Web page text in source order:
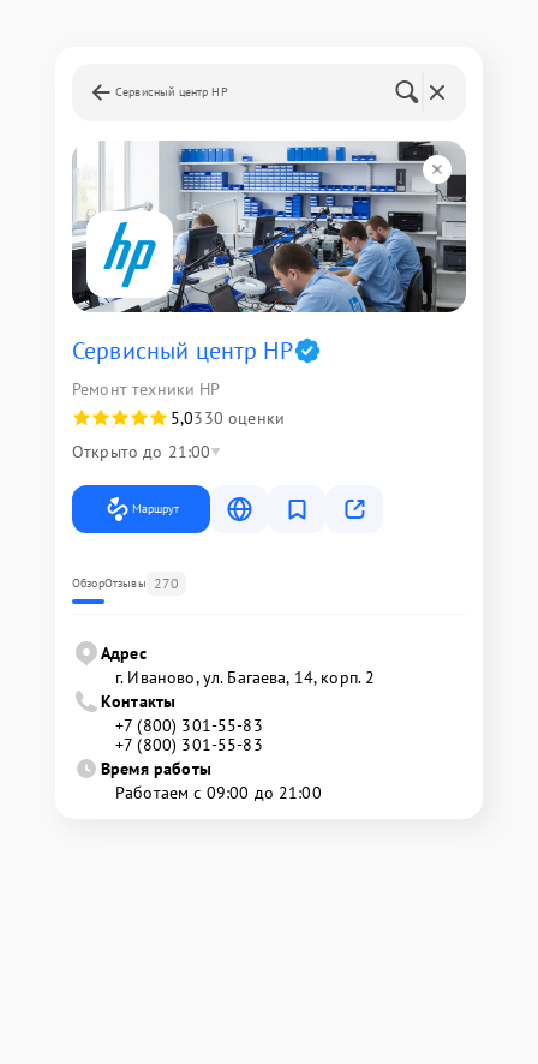
Сервисный центр HP
Сервисный центр HP
Ремонт техники HP
5,0330 оценки
Открыто до 21:00
Маршрут
ОбзорОтзывы 270
Адрес
г. Иваново, ул. Багаева, 14, корп. 2
Контакты
+7 (800) 301-55-83
+7 (800) 301-55-83
Время работы
Работаем с 09:00 до 21:00